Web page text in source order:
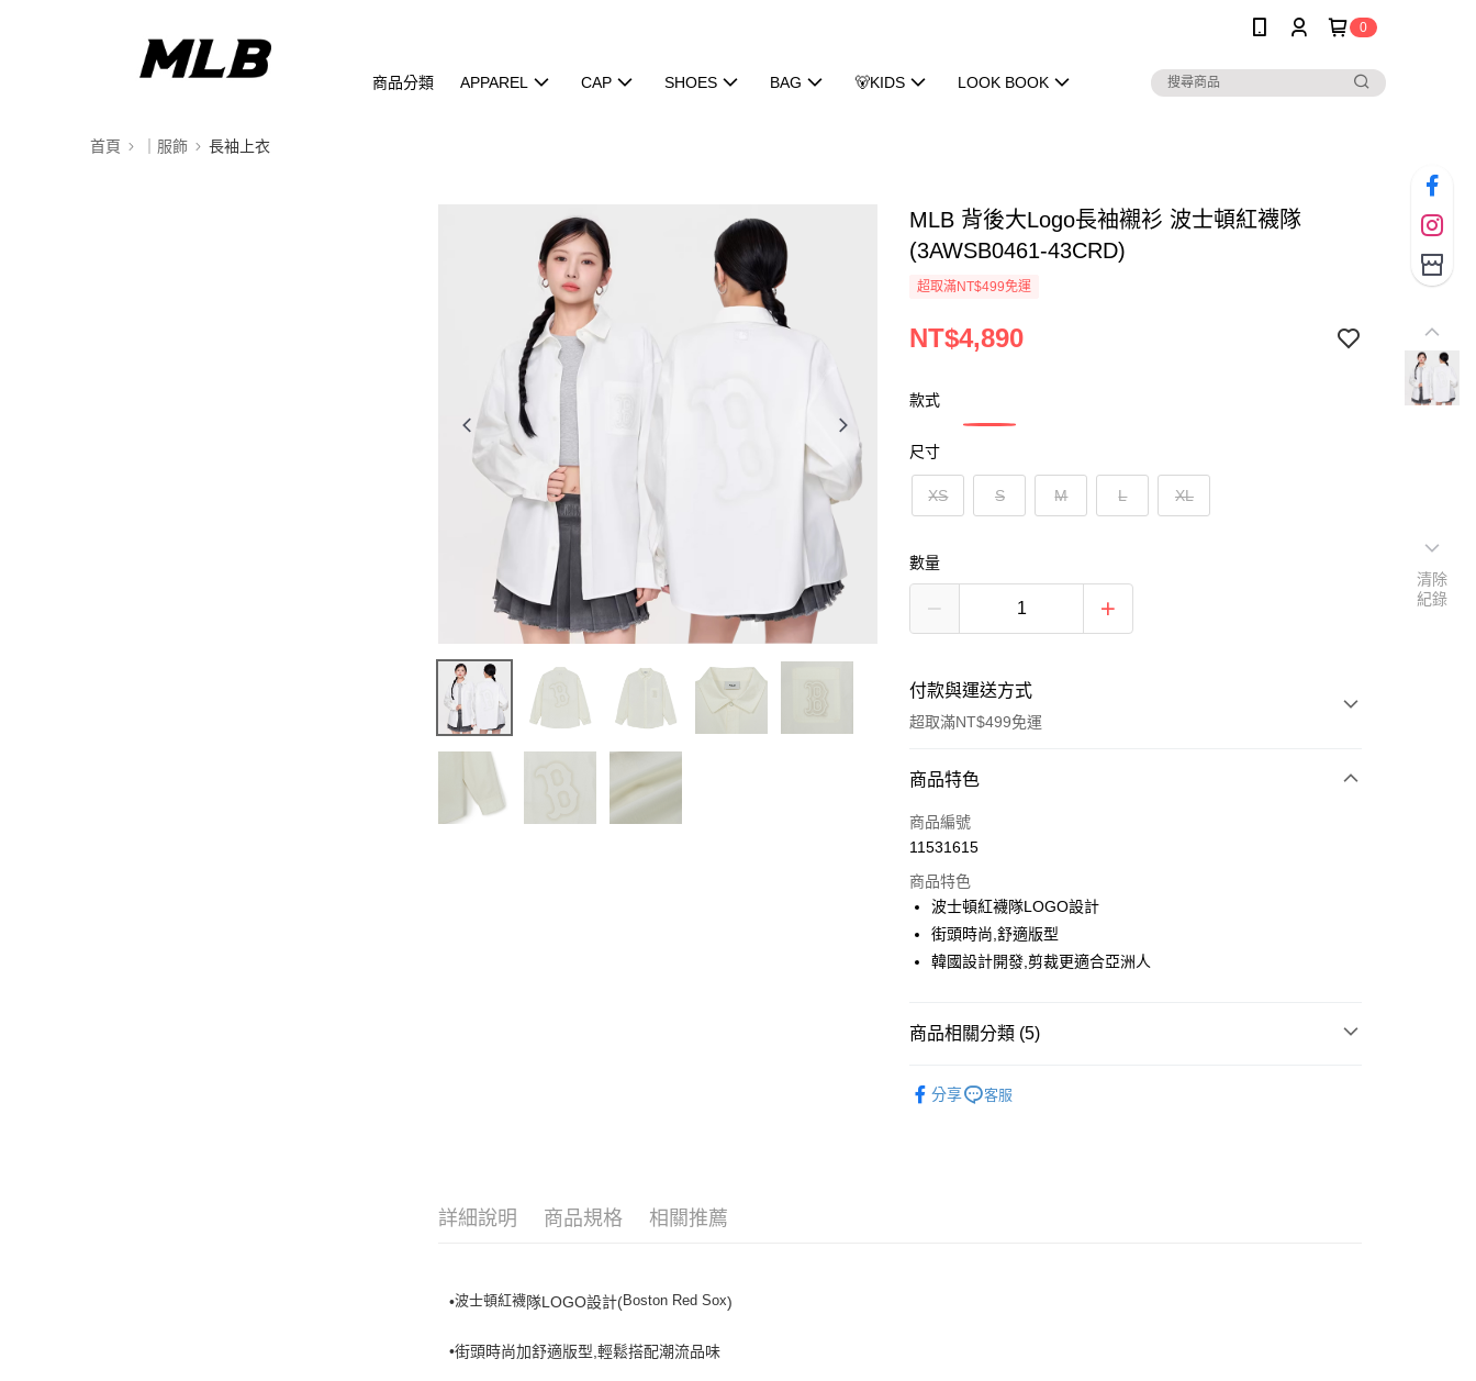
0
商品分類 APPAREL CAP SHOES BAG 🐻KIDS LOOK BOOK
首頁 ｜服飾 長袖上衣
MLB 背後大Logo長袖襯衫 波士頓紅襪隊
(3AWSB0461-43CRD)
超取滿NT$499免運
NT$4,890
款式
尺寸
XS S M L XL
數量
付款與運送方式
超取滿NT$499免運
付款方式
信用卡一次付款
LINE Pay
Apple Pay
悠遊付
運送方式
商品特色
商品編號
11531615
商品特色
波士頓紅襪隊LOGO設計
街頭時尚,舒適版型
韓國設計開發,剪裁更適合亞洲人
商品相關分類 (5)
分享 客服
詳細說明 商品規格 相關推薦
•波士頓紅襪隊LOGO設計(Boston Red Sox)
•街頭時尚加舒適版型,輕鬆搭配潮流品味
清除
紀錄